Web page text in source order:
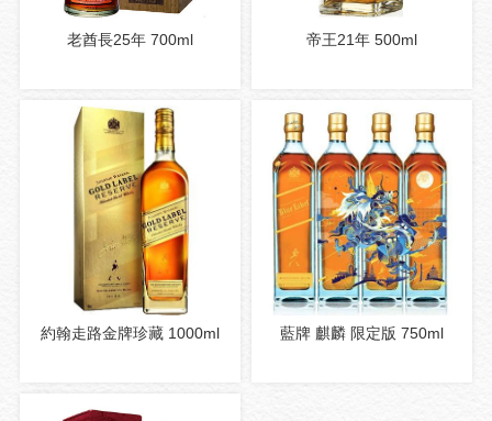
老酋長25年 700ml 帝王21年 500ml
約翰走路金牌珍藏 1000ml 藍牌 麒麟 限定版 750ml